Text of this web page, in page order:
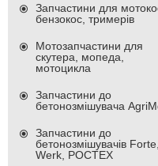
Запчастини для
бензокос, тримерів
Мотозапчастини для
скутера, мопеда,
мотоцикла
Запчастини до
бетонозмішувача
Запчастини до
бетонозмішувачів Forte,
Werk, РОСТЕХ